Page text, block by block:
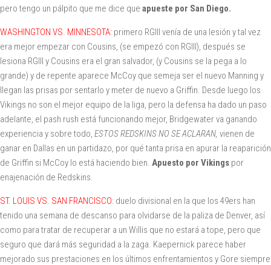
pero tengo un pálpito que me dice que apueste por San Diego.
WASHINGTON VS. MINNESOTA: primero RGIII venía de una lesión y tal vez
era mejor empezar con Cousins, (se empezó con RGIII), después se
lesiona RGIII y Cousins era el gran salvador, (y Cousins se la pega a lo
grande) y de repente aparece McCoy que semeja ser el nuevo Manning y
llegan las prisas por sentarlo y meter de nuevo a Griffin. Desde luego los
Vikings no son el mejor equipo de la liga, pero la defensa ha dado un paso
adelante, el pash rush está funcionando mejor, Bridgewater va ganando
experiencia y sobre todo, ESTOS REDSKINS NO SE ACLARAN, vienen de
ganar en Dallas en un partidazo, por qué tanta prisa en apurar la reaparición
de Griffin si McCoy lo está haciendo bien. Apuesto por Vikings por
enajenación de Redskins.
ST. LOUIS VS. SAN FRANCISCO: duelo divisional en la que los 49ers han
tenido una semana de descanso para olvidarse de la paliza de Denver, así
como para tratar de recuperar a un Willis que no estará a tope, pero que
seguro que dará más seguridad a la zaga. Kaepernick parece haber
mejorado sus prestaciones en los últimos enfrentamientos y Gore siempre